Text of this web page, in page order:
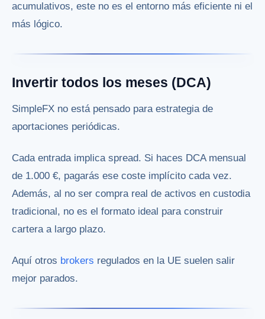
acumulativos, este no es el entorno más eficiente ni el
más lógico.
Invertir todos los meses (DCA)
SimpleFX no está pensado para estrategia de
aportaciones periódicas.
Cada entrada implica spread. Si haces DCA mensual
de 1.000 €, pagarás ese coste implícito cada vez.
Además, al no ser compra real de activos en custodia
tradicional, no es el formato ideal para construir
cartera a largo plazo.
Aquí otros brokers regulados en la UE suelen salir
mejor parados.